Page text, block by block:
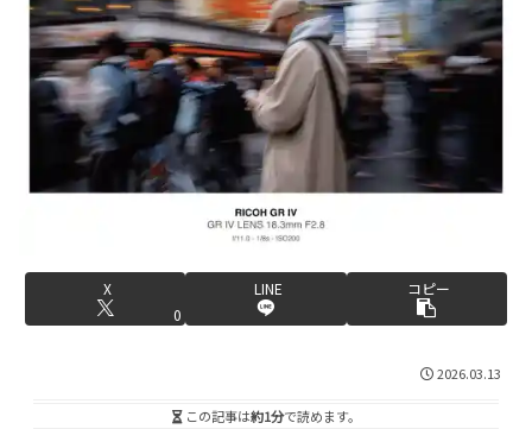
X
0
LINE コピー
2026.03.13
この記事は約1分で読めます。